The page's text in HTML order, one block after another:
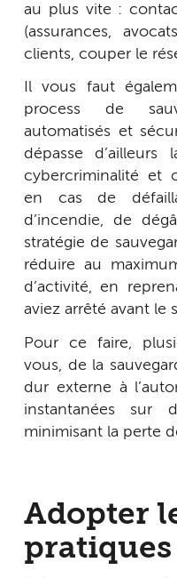
au plus vite :
(assurances,
clients, couper le
Il vous faut
process de
automatisés et
dépasse
cybercriminalité et
en cas de
d’incendie, de
stratégie de
réduire au
d’activité, en
aviez arrêté avant le
Pour ce faire,
vous, de la
dur externe à
instantanées sur
minimisant la perte
Adopter
pratiques